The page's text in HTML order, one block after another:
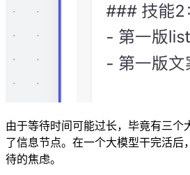
由于等待时间可能过长，毕竟有三个
了信息节点。在一个大模型干完活后
待的焦虑。